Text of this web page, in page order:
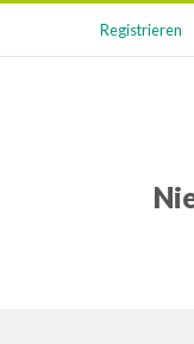
Registrieren